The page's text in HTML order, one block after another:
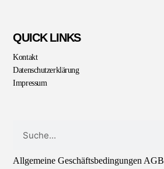
QUICK LINKS
Kontakt
Datenschutzerklärung
Impressum
Allgemeine Geschäftsbedingungen AGB